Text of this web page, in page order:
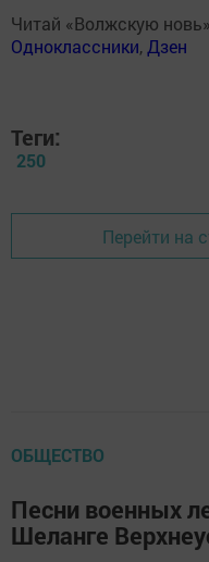
Читай «Волжскую
Одноклассники, Дзен
Теги:
250
Перейти на
ОБЩЕСТВО
Песни военных
Шеланге